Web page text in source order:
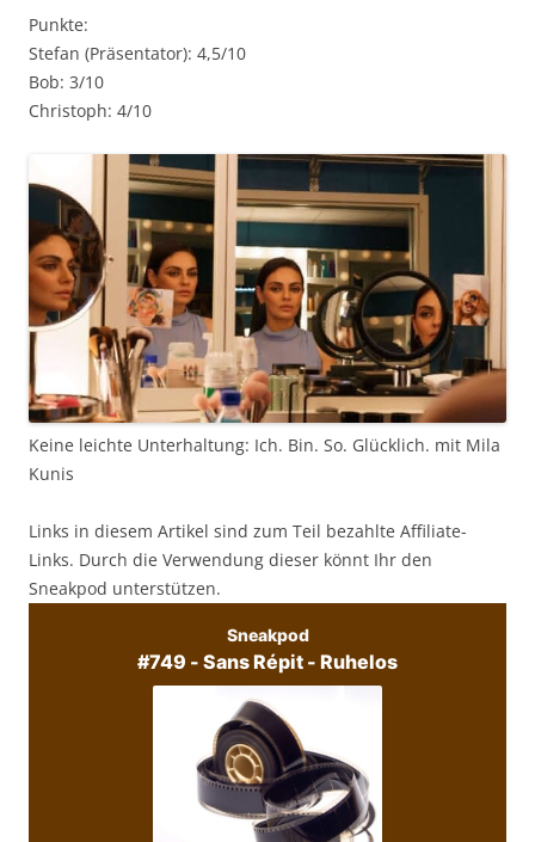
Punkte:
Stefan (Präsentator): 4,5/10
Bob: 3/10
Christoph: 4/10
Keine leichte Unterhaltung: Ich. Bin. So. Glücklich. mit Mila
Kunis
Links in diesem Artikel sind zum Teil bezahlte Affiliate-
Links. Durch die Verwendung dieser könnt Ihr den
Sneakpod unterstützen.